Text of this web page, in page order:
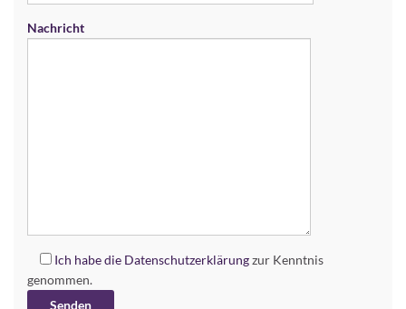
Nachricht
Ich habe die Datenschutzerklärungzur Kenntnis
genommen.